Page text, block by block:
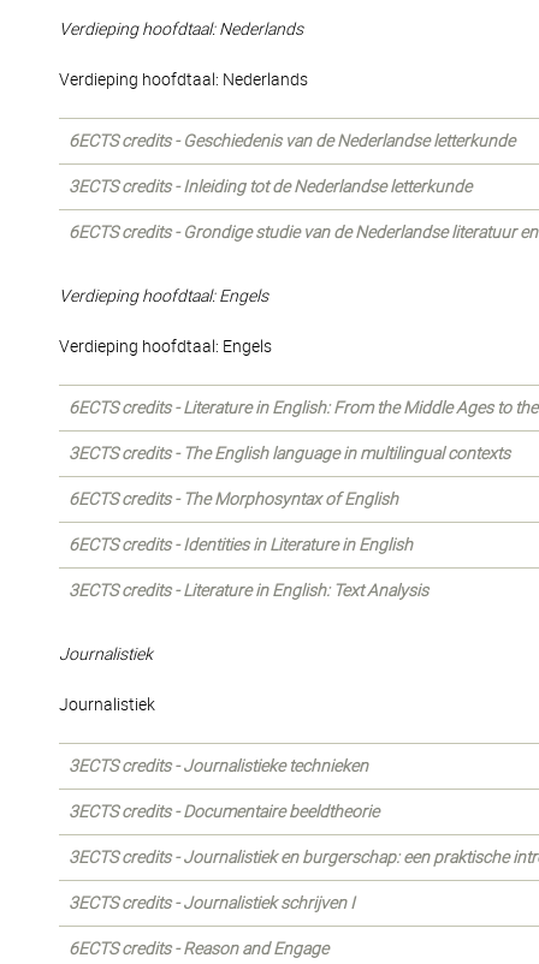
Verdieping hoofdtaal: Nederlands
Verdieping hoofdtaal: Nederlands
6ECTS credits - Geschiedenis van de Nederlandse letterkunde
3ECTS credits - Inleiding tot de Nederlandse letterkunde
6ECTS credits - Grondige studie van de Nederlandse literatuur
Verdieping hoofdtaal: Engels
Verdieping hoofdtaal: Engels
6ECTS credits - Literature in English: From the Middle Ages to
3ECTS credits - The English language in multilingual contexts
6ECTS credits - The Morphosyntax of English
6ECTS credits - Identities in Literature in English
3ECTS credits - Literature in English: Text Analysis
Journalistiek
Journalistiek
3ECTS credits - Journalistieke technieken
3ECTS credits - Documentaire beeldtheorie
3ECTS credits - Journalistiek en burgerschap: een praktische
3ECTS credits - Journalistiek schrijven I
6ECTS credits - Reason and Engage